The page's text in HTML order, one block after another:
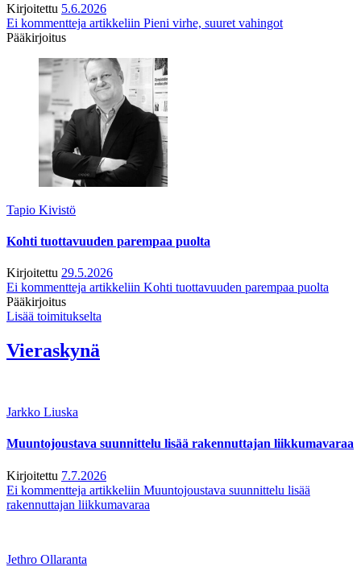
Kirjoitettu 5.6.2026
Ei kommentteja artikkeliin Pieni virhe, suuret vahingot
Pääkirjoitus
Tapio Kivistö
Kohti tuottavuuden parempaa puolta
Kirjoitettu 29.5.2026
Ei kommentteja artikkeliin Kohti tuottavuuden parempaa puolta
Pääkirjoitus
Lisää toimitukselta
Vieraskynä
Jarkko Liuska
Muuntojoustava suunnittelu lisää rakennuttajan liikkumavaraa
Kirjoitettu 7.7.2026
Ei kommentteja artikkeliin Muuntojoustava suunnittelu lisää
rakennuttajan liikkumavaraa
Jethro Ollaranta